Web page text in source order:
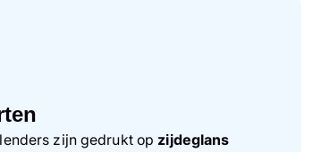
zijn gedrukt op zijdeglans